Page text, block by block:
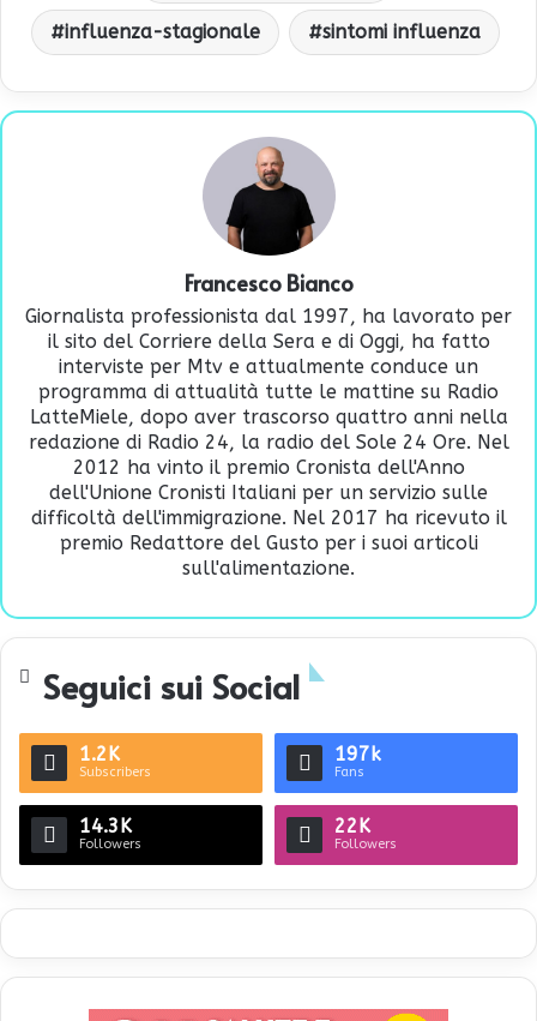
influenza-stagionale sintomi influenza
Francesco Bianco
Giornalista professionista dal 1997, ha lavorato per
il sito del Corriere della Sera e di Oggi, ha fatto
interviste per Mtv e attualmente conduce un
programma di attualità tutte le mattine su Radio
LatteMiele, dopo aver trascorso quattro anni nella
redazione di Radio 24, la radio del Sole 24 Ore. Nel
2012 ha vinto il premio Cronista dell'Anno
dell'Unione Cronisti Italiani per un servizio sulle
difficoltà dell'immigrazione. Nel 2017 ha ricevuto il
premio Redattore del Gusto per i suoi articoli
sull'alimentazione.
Seguici sui Social
1.2K
Subscribers
197k
Fans
14.3K
Followers
22K
Followers